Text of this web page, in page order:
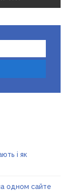
і як
одном сайте